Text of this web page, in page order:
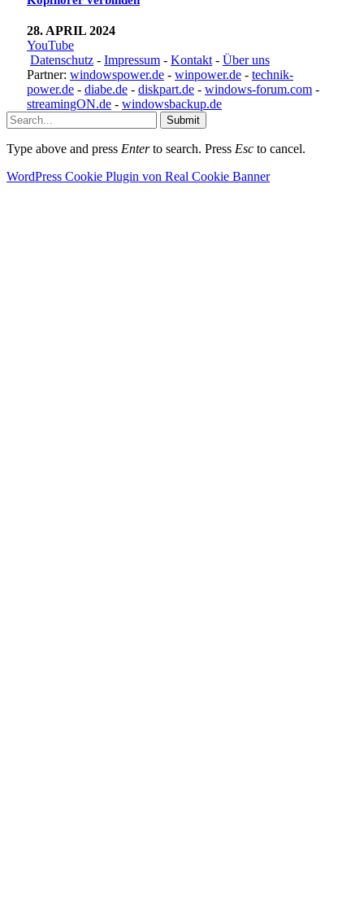
28. APRIL 2024
YouTube
Datenschutz - Impressum - Kontakt - Über uns
Partner: windowspower.de - winpower.de - technik-
power.de - diabe.de - diskpart.de - windows-forum.com -
streamingON.de - windowsbackup.de
Submit
Type above and press Enterto search. Press Esc to cancel.
WordPress Cookie Plugin von Real Cookie Banner